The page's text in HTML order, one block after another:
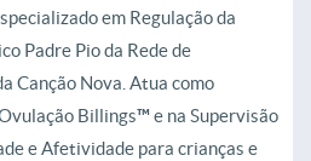
em Regulação da
Padre Pio da Rede de
Canção Nova. Atua como
Billings™e na Supervisão
e Afetividade para crianças e